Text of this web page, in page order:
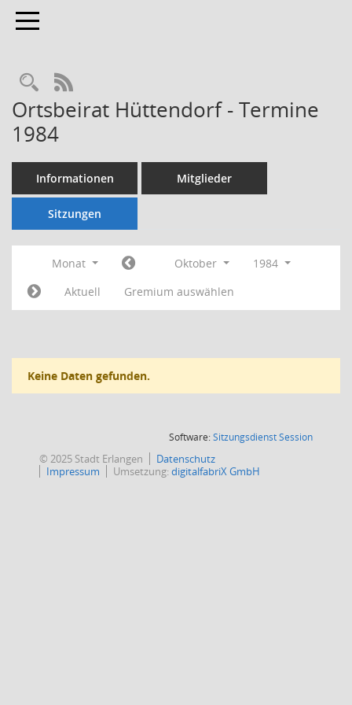
Toggle navigation
Rechercheauswahl
RSS-Feed
Ortsbeirat Hüttendorf - Termine
1984
Informationen Mitglieder
Sitzungen
Monat Oktober
1984
Aktuell
Gremium auswählen
Keine Daten gefunden.
Software:SitzungsdienstSession(Wird in
© 2025 Stadt Erlangen
Datenschutz
Impressum
Umsetzung:digitalfabriX GmbH